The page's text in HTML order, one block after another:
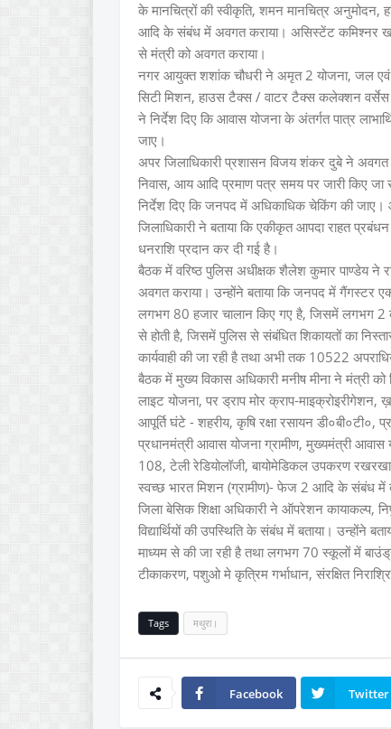
के मानचित्रों की स्वीकृति, शमन मानचित्र अनुमोदन,
आदि के संबंध में अवगत कराया। असिस्टेंट कमिश्नर
से मंत्री को अवगत कराया।
नगर आयुक्त शशांक चौधरी ने अमृत 2 योजना, जल एवं
सिटी मिशन, हाउस टैक्स / वाटर टैक्स कलेक्शन वर्सेस
ने निर्देश दिए कि आवास योजना के अंतर्गत पात्र
जाए।
अपर जिलाधिकारी प्रशासन विजय शंकर दुबे ने अवगत
निवास, आय आदि प्रमाण पत्र समय पर जारी किए जा
निर्देश दिए कि जनपद में अधिकाधिक चेकिंग की
जिलाधिकारी ने बताया कि एकीकृत आपदा राहत
धनराशि प्रदान कर दी गई है।
बैठक में वरिष्ठ पुलिस अधीक्षक शैलेश कुमार पाण्डेय ने
अवगत कराया। उन्होंने बताया कि जनपद में गैंगस्टर
लगभग 80 हजार चालान किए गए है, जिसमें लगभग 2
से होती है, जिसमें पुलिस से संबंधित शिकायतों का
कार्यवाही की जा रही है तथा अभी तक 10522
बैठक में मुख्य विकास अधिकारी मनीष मीना ने मंत्री को
लाइट योजना, पर ड्राप मोर क्राप-माइक्रोइरीगेशन,
आपूर्ति घंटे - शहरीय, कृषि रक्षा रसायन डी०बी०टी०,
प्रधानमंत्री आवास योजना ग्रामीण, मुख्यमंत्री
108, टेली रेडियोलॉजी, बायोमेडिकल उपकरण
स्वच्छ भारत मिशन (ग्रामीण)- फेज 2 आदि के संबंध में
जिला बेसिक शिक्षा अधिकारी ने ऑपरेशन कायाकल्प,
विद्यार्थियों की उपस्थिति के संबंध में बताया।
माध्यम से की जा रही है तथा लगभग 70 स्कूलों में
टीकाकरण, पशुओ मे कृत्रिम गर्भाधान, संरक्षित
Tags मथुरा।
Facebook Twitter